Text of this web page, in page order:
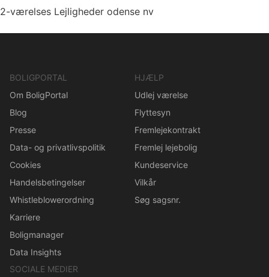
2-værelses Lejligheder odense nv
BOLIGPORTAL
Om BoligPortal
Blog
Presse
Data- og privatlivspolitik
Cookies
Handelsbetingelser
Whistleblowerordning
Karriere
Boligmanager
Data Insights
HJÆLP
Udlej værelse
Flyttesyn
Fremlejekontrakt
Fremlej lejebolig
Kundeservice
Vilkår
Søg sagsnr.
SOCIALE MEDIER